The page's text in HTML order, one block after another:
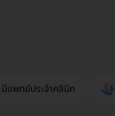
มีแพทย์ประจำคลินิก